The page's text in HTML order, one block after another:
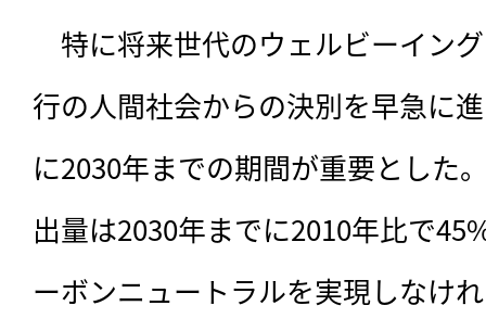
特に将来世代のウェルビーイン
行の人間社会からの決別を早急に
に2030年までの期間が重要とした
出量は2030年までに2010年比で
ーボンニュートラルを実現しなけ